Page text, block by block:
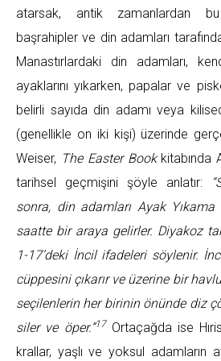
atarsak, antik zamanlardan
başrahipler ve din adamları
Manastırlardaki din adamları,
ayaklarını yıkarken, papalar ve
belirli sayıda din adamı veya
(genellikle on iki kişi) üzerinde
Weiser, The Easter Book kitabında
tarihsel geçmişini şöyle anlatır:
“
sonra, din adamları Ayak
saatte bir araya gelirler. Diyakoz
1-17’deki İncil ifadeleri söylenir.
cüppesini çıkarır ve üzerine bir
seçilenlerin her birinin önünde diz
siler ve öper.”17Ortaçağda ise
krallar, yaşlı ve yoksul adamların